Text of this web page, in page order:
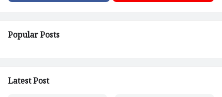
Popular Posts
Latest Post